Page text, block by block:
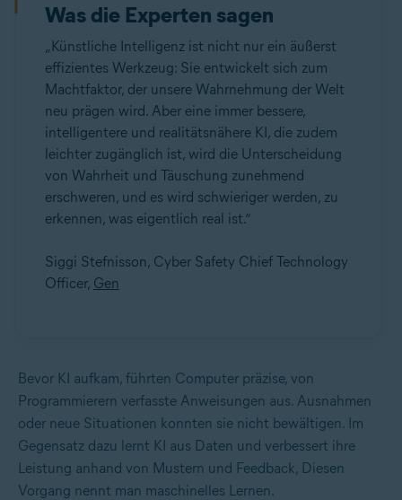
Was die Experten sagen
„Künstliche Intelligenz ist nicht nur ein äußerst
effizientes Werkzeug: Sie entwickelt sich zum
Machtfaktor, der unsere Wahrnehmung der Welt
neu prägen wird. Aber eine immer bessere,
intelligentere und realitätsnähere KI, die zudem
leichter zugänglich ist, wird die Unterscheidung
von Wahrheit und Täuschung zunehmend
erschweren, und es wird schwieriger werden, zu
erkennen, was eigentlich real ist.“
Siggi Stefnisson, Cyber Safety Chief Technology
Officer, Gen
Bevor KI aufkam, führten Computer präzise, von
Programmierern verfasste Anweisungen aus. Ausnahmen
oder neue Situationen konnten sie nicht bewältigen. Im
Gegensatz dazu lernt KI aus Daten und verbessert ihre
Leistung anhand von Mustern und Feedback, Diesen
Vorgang nennt man maschinelles Lernen.